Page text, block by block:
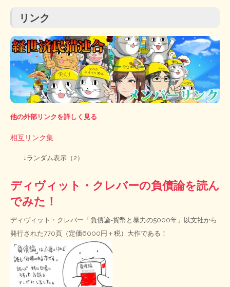
リンク
他の外部リンクを詳しく見る
相互リンク集
↓ランダム表示（2）
ディヴィット・クレバーの負債論を読ん
でみた！
ディヴィット・クレバー「負債論-貨幣と暴力の5000年」以文社から
発行された770頁（定価6000円＋税）大作である！